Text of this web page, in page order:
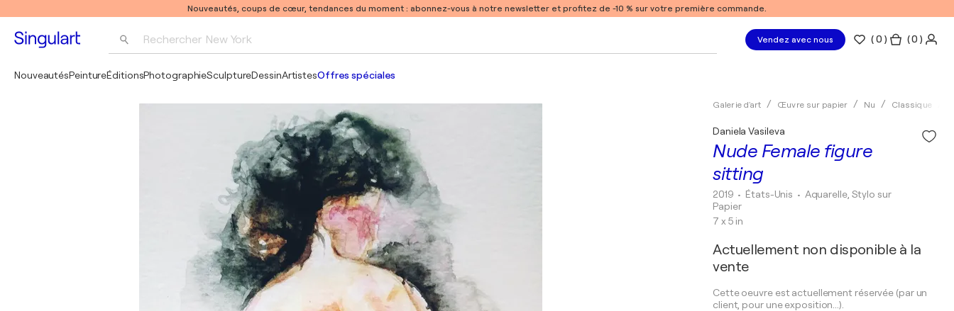
Nouveautés, coups de cœur, tendances du moment : abonnez-vous à notre newsletter et profitez de -10 % sur votre première commande.
Rechercher New York
Pablo Picasso
Vendez avec nous (0 ) ( 0 )
NouveautésPeintureÉditionsPhotographieSculptureDessinArtistesOffres spéciales
Galerie d'art Œuvre sur papier Nu Classique
Nude Female figure
sitting
Daniela Vasileva
2019 • États-Unis • Aquarelle, Stylo sur
Papier
7 x 5 in
Actuellement non disponible à la
vente
Cette oeuvre est actuellement réservée (par un
client, pour une exposition...).